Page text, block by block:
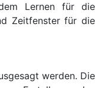
Lernen für die
Zeitfenster für die
werden. Die